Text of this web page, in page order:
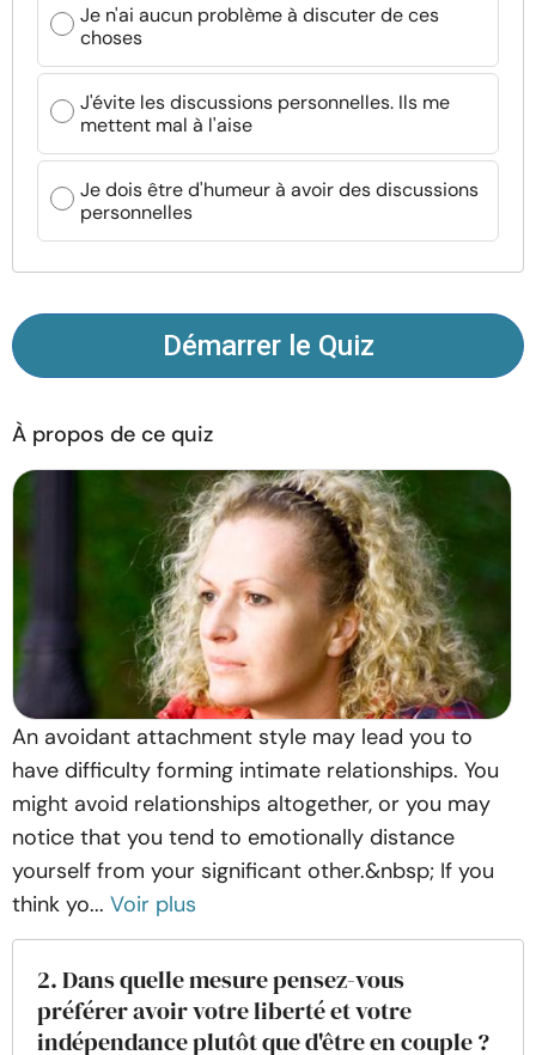
Ressources
Communauté
Trouver un thérapeute
Contact Écrivez pour nous
nous
Je n'ai aucun problème à discuter de ces
choses
J'évite les discussions personnelles. Ils me
mettent mal à l'aise
Je dois être d'humeur à avoir des discussions
personnelles
Démarrer le Quiz
À propos de ce quiz
An avoidant attachment style may lead you to
have difficulty forming intimate relationships. You
might avoid relationships altogether, or you may
notice that you tend to emotionally distance
yourself from your significant other.&nbsp; If you
think yo... Voir plus
2. Dans quelle mesure pensez-vous
préférer avoir votre liberté et votre
indépendance plutôt que d'être en couple ?